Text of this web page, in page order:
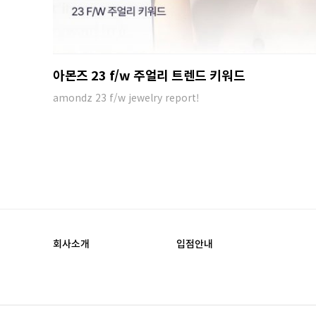
아몬즈 23 f/w 주얼리 트렌드 키워드
amondz 23 f/w jewelry report!
회사소개 입점안내